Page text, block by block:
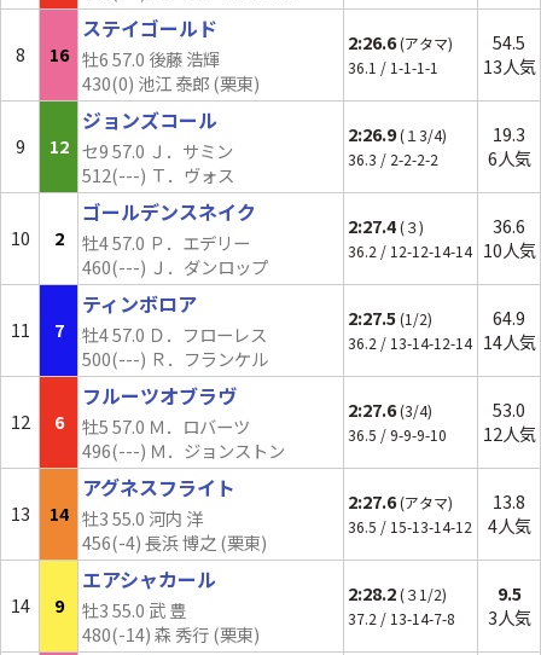
8 16
ステイゴールド
牡6 57.0 後藤 浩輝
430(0) 池江 泰郎 (栗東)
2:26.6(アタマ)
36.1 / 1-1-1-1
54.5
13人気
9 12
ジョンズコール
セ9 57.0 Ｊ．サミン
512(---) Ｔ．ヴォス
2:26.9(１3/4)
36.3 / 2-2-2-2
19.3
6人気
10 2
ゴールデンスネイク
牡4 57.0 Ｐ．エデリー
460(---) Ｊ．ダンロップ
2:27.4(３)
36.2 / 12-12-14-14
36.6
10人気
11 7
ティンボロア
牡4 57.0 Ｄ．フローレス
500(---) Ｒ．フランケル
2:27.5(1/2)
36.2 / 13-14-12-14
64.9
14人気
12 6
フルーツオブラヴ
牡5 57.0 Ｍ．ロバーツ
496(---) Ｍ．ジョンストン
2:27.6(3/4)
36.5 / 9-9-9-10
53.0
12人気
13 14
アグネスフライト
牡3 55.0 河内 洋
456(-4) 長浜 博之 (栗東)
2:27.6(アタマ)
36.5 / 15-13-14-12
13.8
4人気
14 9
エアシャカール
牡3 55.0 武 豊
480(-14) 森 秀行 (栗東)
2:28.2(３1/2)
37.2 / 13-14-7-8
9.5
3人気